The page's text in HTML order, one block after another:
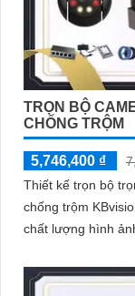
TRỌN BỘ
CHỐNG TRỘM
5,746,400 ₫
Thiết kế trọn bộ
chống trộm
chất lượng hình